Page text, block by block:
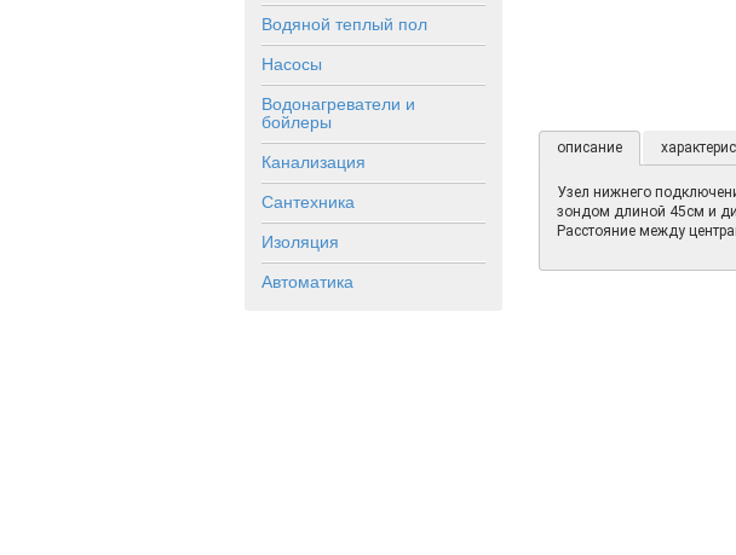
Водяной теплый пол
Насосы
Водонагреватели и
бойлеры
Канализация
Сантехника
Изоляция
Автоматика
описание
Узел нижнего
зондом длиной 45см и
Расстояние между